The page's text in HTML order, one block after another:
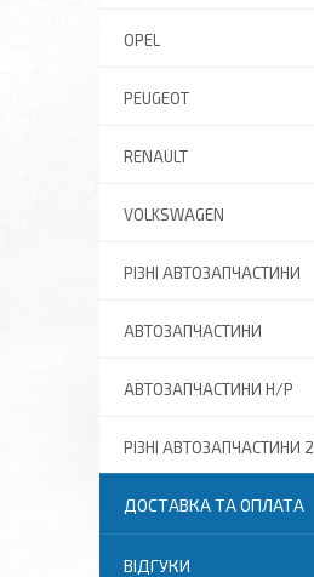
OPEL
PEUGEOT
RENAULT
VOLKSWAGEN
РІЗНІ АВТОЗАПЧАСТИНИ
АВТОЗАПЧАСТИНИ
АВТОЗАПЧАСТИНИ Н/Р
РІЗНІ АВТОЗАПЧАСТИНИ 2
ДОСТАВКА ТА ОПЛАТА
ВІДГУКИ